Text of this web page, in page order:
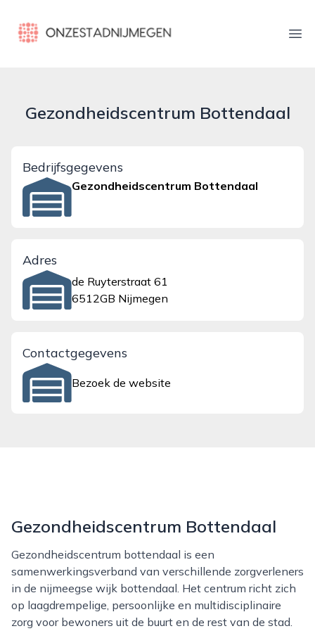
onzestadnijmegen.nl
Gezondheidscentrum Bottendaal
Bedrijfsgegevens
Gezondheidscentrum Bottendaal
Adres
de Ruyterstraat 61
6512GB Nijmegen
Contactgegevens
Bezoek de website
Gezondheidscentrum Bottendaal
Gezondheidscentrum bottendaal is een
samenwerkingsverband van verschillende zorgverleners
in de nijmeegse wijk bottendaal. Het centrum richt zich
op laagdrempelige, persoonlijke en multidisciplinaire
zorg voor bewoners uit de buurt en de rest van de stad.